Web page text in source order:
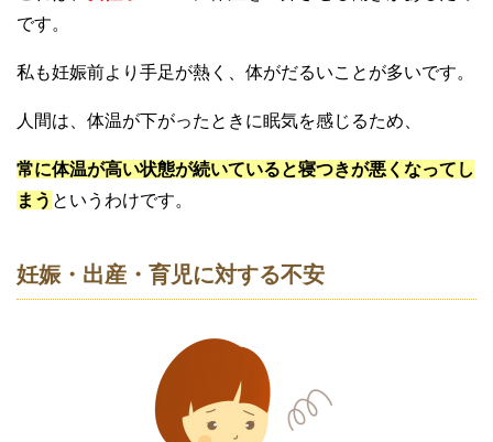
です。
私も妊娠前より手足が熱く、体がだるいことが多いです。
人間は、体温が下がったときに眠気を感じるため、
常に体温が高い状態が続いていると寝つきが悪くなってし
まう というわけです。
妊娠・出産・育児に対する不安